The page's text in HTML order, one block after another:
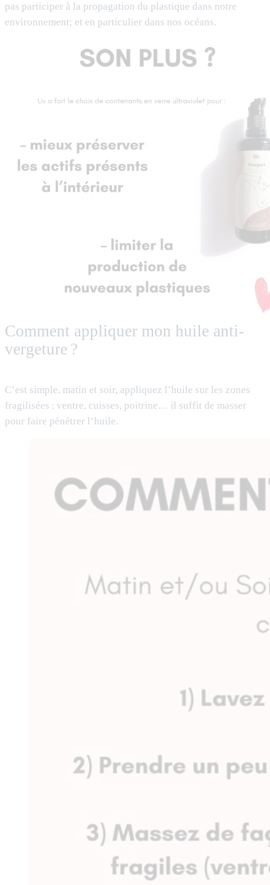
pas participer à la propagation du plastique dans notre
environnement; et en particulier dans nos océans.
Comment appliquer mon huile anti-
vergeture ?
C’est simple, matin et soir, appliquez l’huile sur les zones
fragilisées : ventre, cuisses, poitrine… il suffit de masser
pour faire pénétrer l’huile.